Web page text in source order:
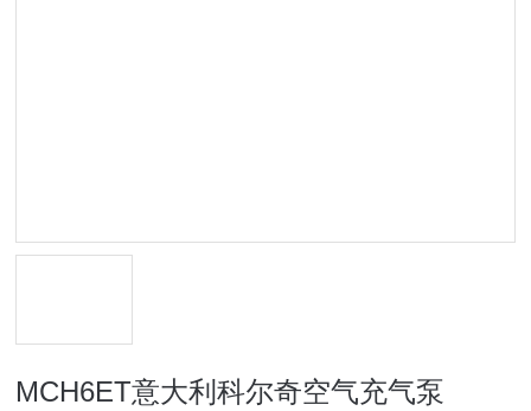
MCH6ET意大利科尔奇空气充气泵